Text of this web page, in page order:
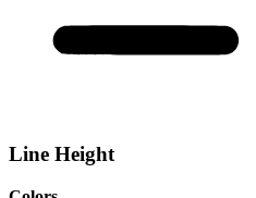
Line Height